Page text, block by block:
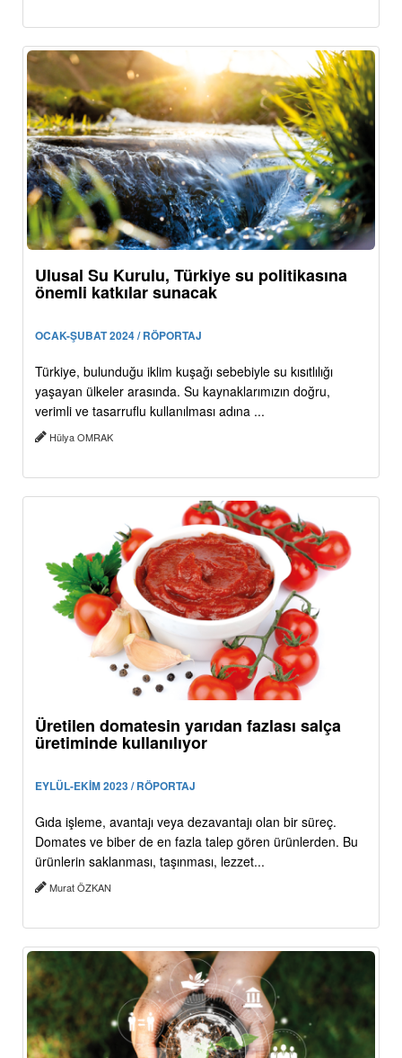
Ulusal Su Kurulu, Türkiye su politikasına
önemli katkılar sunacak
OCAK-ŞUBAT 2024 / RÖPORTAJ
Türkiye, bulunduğu iklim kuşağı sebebiyle su kısıtlılığı
yaşayan ülkeler arasında. Su kaynaklarımızın doğru,
verimli ve tasarruflu kullanılması adına ...
Hülya OMRAK
Üretilen domatesin yarıdan fazlası salça
üretiminde kullanılıyor
EYLÜL-EKİM 2023 / RÖPORTAJ
Gıda işleme, avantajı veya dezavantajı olan bir süreç.
Domates ve biber de en fazla talep gören ürünlerden. Bu
ürünlerin saklanması, taşınması, lezzet...
Murat ÖZKAN